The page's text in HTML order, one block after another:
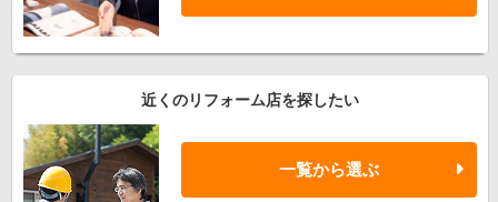
近くのリフォーム店を探したい
一覧から選ぶ